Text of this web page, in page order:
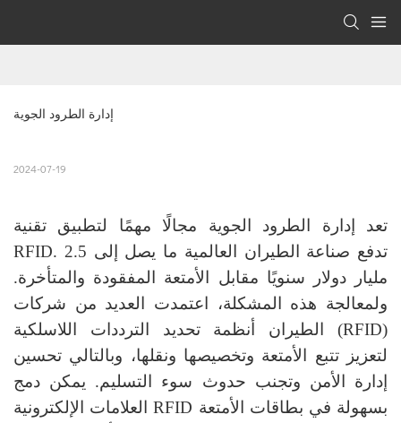
إدارة الطرود الجوية
2024-07-19
تعد إدارة الطرود الجوية مجالًا مهمًا لتطبيق تقنية
RFID. تدفع صناعة الطيران العالمية ما يصل إلى 2.5
مليار دولار سنويًا مقابل الأمتعة المفقودة والمتأخرة.
ولمعالجة هذه المشكلة، اعتمدت العديد من شركات
الطيران أنظمة تحديد الترددات اللاسلكية (RFID)
لتعزيز تتبع الأمتعة وتخصيصها ونقلها، وبالتالي تحسين
إدارة الأمن وتجنب حدوث سوء التسليم. يمكن دمج
العلامات الإلكترونية RFID بسهولة في بطاقات الأمتعة